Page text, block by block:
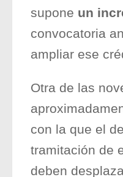
supone un
convocatoria
ampliar ese
Otra de las
con la que el
tramitación de
deben